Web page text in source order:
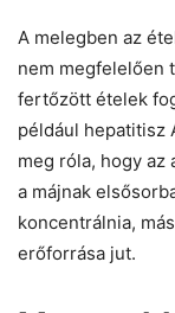
A melegben az
nem megfelelően
fertőzött ételek
például hepatitisz
meg róla, hogy az
a májnak
koncentrálnia,
erőforrása jut.